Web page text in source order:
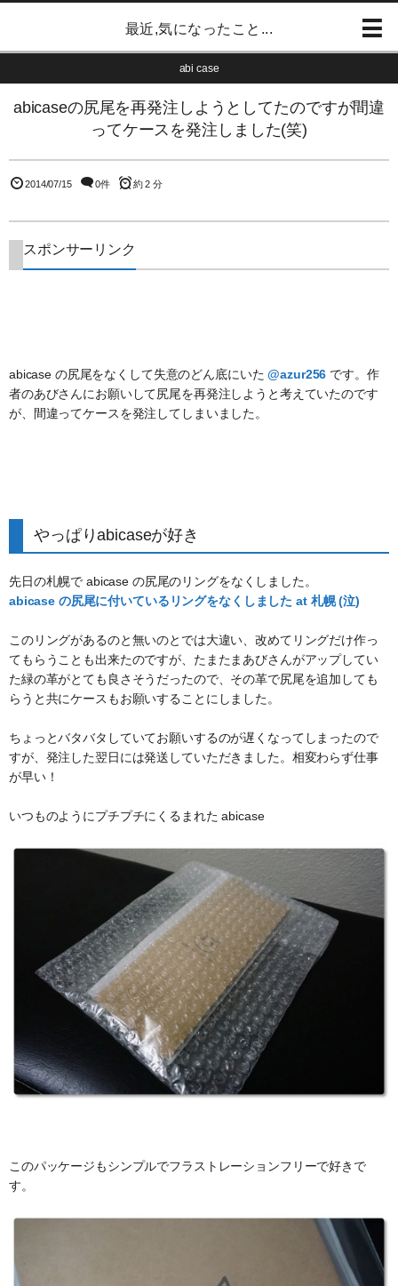
最近,気になったこと...
abi case
abicaseの尻尾を再発注しようとしてたのですが間違
ってケースを発注しました(笑)
2014/07/15 0件 約 2 分
スポンサーリンク
abicase の尻尾をなくして失意のどん底にいた@azur256 です。作
者のあびさんにお願いして尻尾を再発注しようと考えていたのです
が、間違ってケースを発注してしまいました。
やっぱりabicaseが好き
先日の札幌で abicase の尻尾のリングをなくしました。
abicase の尻尾に付いているリングをなくしました at 札幌 (泣)
このリングがあるのと無いのとでは大違い、改めてリングだけ作っ
てもらうことも出来たのですが、たまたまあびさんがアップしてい
た緑の革がとても良さそうだったので、その革で尻尾を追加しても
らうと共にケースもお願いすることにしました。
ちょっとバタバタしていてお願いするのが遅くなってしまったので
すが、発注した翌日には発送していただきました。相変わらず仕事
が早い！
いつものようにプチプチにくるまれた abicase
このパッケージもシンプルでフラストレーションフリーで好きで
す。